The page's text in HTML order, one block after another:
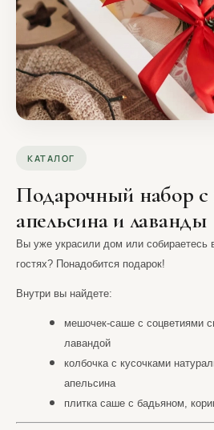
КАТАЛОГ
Подарочный набор с
апельсина и лаванды
Вы уже украсили дом или собираетесь
гостях? Понадобится подарок!
Внутри вы найдете:
мешочек-саше с соцветиями
лавандой
колбочка с кусочками
апельсина
плитка саше с бадьяном,